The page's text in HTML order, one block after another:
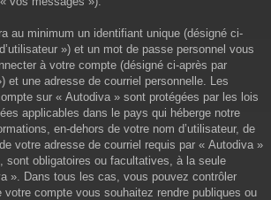
au minimum un identifiant unique (désigné ci-
») et un mot de passe personnel vous
à votre compte (désigné ci-après par
et une adresse de courriel personnelle. Les
sur « Autodiva » sont protégées par les lois
applicables dans le pays qui héberge notre
en-dehors de votre nom d’utilisateur, de
votre adresse de courriel requis par « Autodiva »
sont obligatoires ou facultatives, à la seule
». Dans tous les cas, vous pouvez contrôler
votre compte vous souhaitez rendre publiques ou